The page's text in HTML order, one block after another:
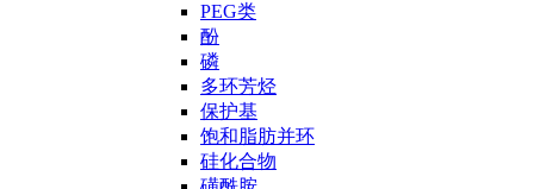
PEG类
酚
磷
多环芳烃
保护基
饱和脂肪并环
硅化合物